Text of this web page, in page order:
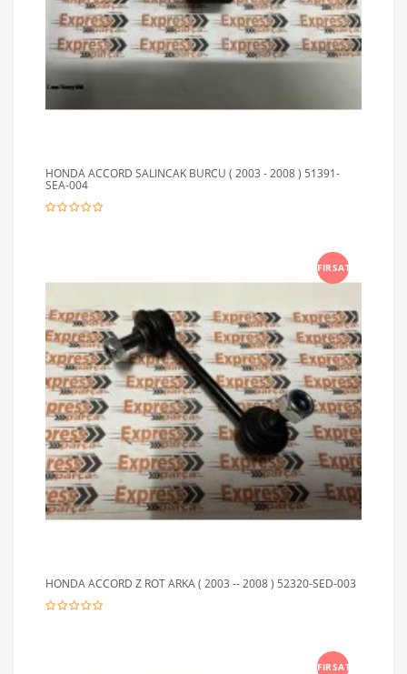
HONDA ACCORD SALINCAK BURCU ( 2003 - 2008 ) 51391-
SEA-004
FIRSAT
HONDA ACCORD Z ROT ARKA ( 2003 -- 2008 ) 52320-SED-003
FIRSAT